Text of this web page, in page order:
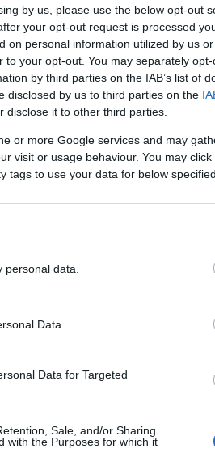
by us, please use the below opt-out
your opt-out request is processed
on personal information utilized by us
your opt-out. You may separately
by third parties on the IAB’s list of
disclosed by us to third parties on the
disclose it to other third parties.
or more Google services and may
visit or usage behaviour. You may
tags to use your data for below
data.
Data.
Data for Targeted
Sale, and/or Sharing
with the Purposes for which it
individuare
un’offerta
ricca di storia,
turistiche ai piccoli
più selvaggi – e
più belle
corso dell’estate
di una città
unavacanza
nobiliari
attraverso
e l’ anfiteatro
costruito